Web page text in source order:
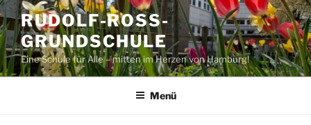
Zum
Inhalt
springen
RUDOLF-ROSS-G
RUNDSCHULE
Eine Schule für Alle – mitten im Herzen von Hamburg!
Menü